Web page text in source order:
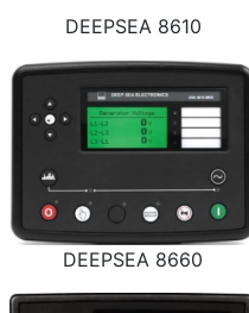
DEEPSEA 8610
DEEPSEA 8660